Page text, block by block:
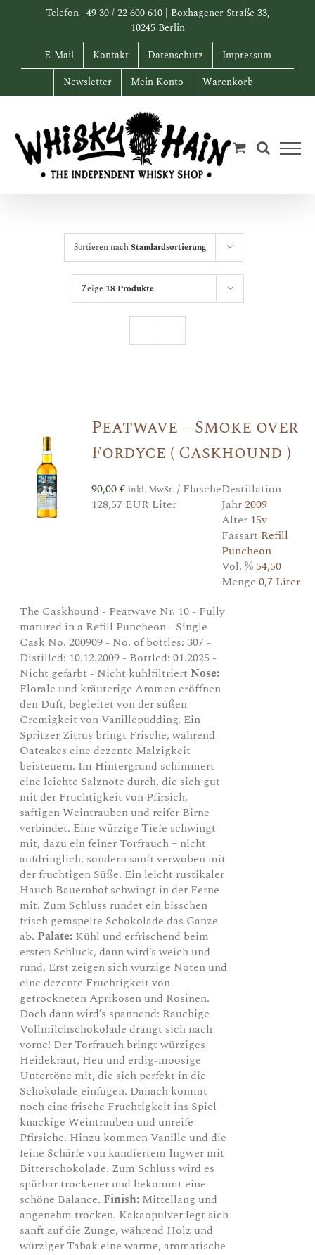
Telefon +49 30 / 22 600 610 | Boxhagener Straße 33,
10245 Berlin
E-Mail
Kontakt Datenschutz
Impressum
Newsletter
Mein Konto Warenkorb
Sortieren nachStandardsortierung
Zeige 18 Produkte
Peatwave – Smoke over
Fordyce ( Caskhound )
90,00€ inkl. MwSt. / Flasche
128,57 EUR Liter
Destillation
Jahr2009
Alter 15y
Fassart Refill
Puncheon
Vol. % 54,50
Menge0,7 Liter
The Caskhound - Peatwave Nr. 10 - Fully
matured in a Refill Puncheon - Single
Cask No. 200909 - No. of bottles: 307 -
Distilled: 10.12.2009 - Bottled: 01.2025 -
Nicht gefärbt - Nicht kühlfiltriert Nose:
Florale und kräuterige Aromen eröffnen
den Duft, begleitet von der süßen
Cremigkeit von Vanillepudding. Ein
Spritzer Zitrus bringt Frische, während
Oatcakes eine dezente Malzigkeit
beisteuern. Im Hintergrund schimmert
eine leichte Salznote durch, die sich gut
mit der Fruchtigkeit von Pfirsich,
saftigen Weintrauben und reifer Birne
verbindet. Eine würzige Tiefe schwingt
mit, dazu ein feiner Torfrauch – nicht
aufdringlich, sondern sanft verwoben mit
der fruchtigen Süße. Ein leicht rustikaler
Hauch Bauernhof schwingt in der Ferne
mit. Zum Schluss rundet ein bisschen
frisch geraspelte Schokolade das Ganze
ab. Palate: Kühl und erfrischend beim
ersten Schluck, dann wird’s weich und
rund. Erst zeigen sich würzige Noten und
eine dezente Fruchtigkeit von
getrockneten Aprikosen und Rosinen.
Doch dann wird’s spannend: Rauchige
Vollmilchschokolade drängt sich nach
vorne! Der Torfrauch bringt würziges
Heidekraut, Heu und erdig-moosige
Untertöne mit, die sich perfekt in die
Schokolade einfügen. Danach kommt
noch eine frische Fruchtigkeit ins Spiel –
knackige Weintrauben und unreife
Pfirsiche. Hinzu kommen Vanille und die
feine Schärfe von kandiertem Ingwer mit
Bitterschokolade. Zum Schluss wird es
spürbar trockener und bekommt eine
schöne Balance. Finish: Mittellang und
angenehm trocken. Kakaopulver legt sich
sanft auf die Zunge, während Holz und
würziger Tabak eine warme, aromatische